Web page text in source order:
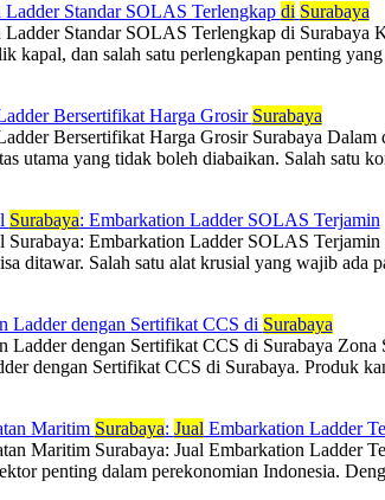
Ladder Standar SOLAS Terlengkap di Surabaya
Standar SOLAS Terlengkap di Surabaya
kapal, dan salah satu perlengkapan penting
Bersertifikat Harga Grosir Surabaya
Bersertifikat Harga Grosir Surabaya Dalam
utama yang tidak boleh diabaikan. Salah satu
Surabaya: Embarkation Ladder SOLAS Terjamin
Surabaya: Embarkation Ladder SOLAS
ditawar. Salah satu alat krusial yang wajib ada
Ladder dengan Sertifikat CCS di Surabaya
Ladder dengan Sertifikat CCS di Surabaya Zona
dengan Sertifikat CCS di Surabaya. Produk
Maritim Surabaya: Jual Embarkation Ladder
Maritim Surabaya: Jual Embarkation Ladder
penting dalam perekonomian Indonesia.